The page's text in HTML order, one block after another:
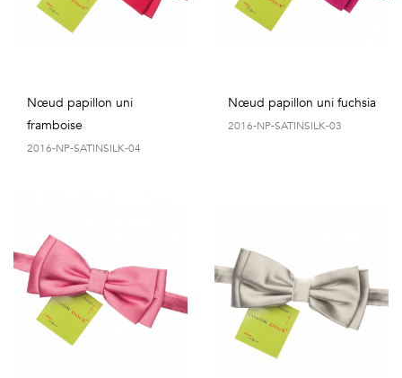
Nœud papillon uni
framboise
2016-NP-SATINSILK-04
Nœud papillon uni fuchsia
2016-NP-SATINSILK-03